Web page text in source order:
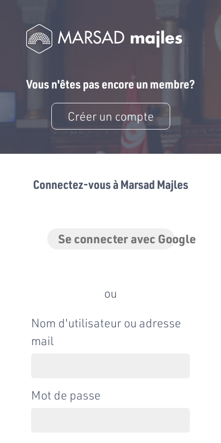
Vous n'êtes pas encore un membre?
Créer un compte
Connectez-vous à Marsad Majles
Se connecter avec Google
ou
Nom d'utilisateur ou adresse
mail
Mot de passe